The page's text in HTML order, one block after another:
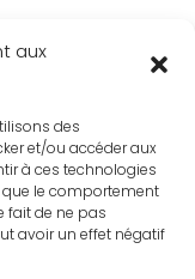
aux
des
et/ou accéder aux
à ces technologies
le comportement
fait de ne pas
avoir un effet négatif